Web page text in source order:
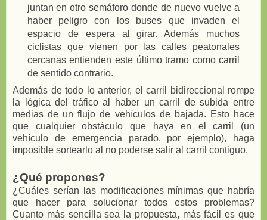
juntan en otro semáforo donde de nuevo vuelve a
haber peligro con los buses que invaden el
espacio de espera al girar. Además muchos
ciclistas que vienen por las calles peatonales
cercanas entienden este último tramo como carril
de sentido contrario.
Además de todo lo anterior, el carril bidireccional rompe
la lógica del tráfico al haber un carril de subida entre
medias de un flujo de vehículos de bajada. Esto hace
que cualquier obstáculo que haya en el carril (un
vehículo de emergencia parado, por ejemplo), haga
imposible sortearlo al no poderse salir al carril contiguo.
¿Qué propones?
¿Cuáles serían las modificaciones mínimas que habría
que hacer para solucionar todos estos problemas?
Cuanto más sencilla sea la propuesta, más fácil es que